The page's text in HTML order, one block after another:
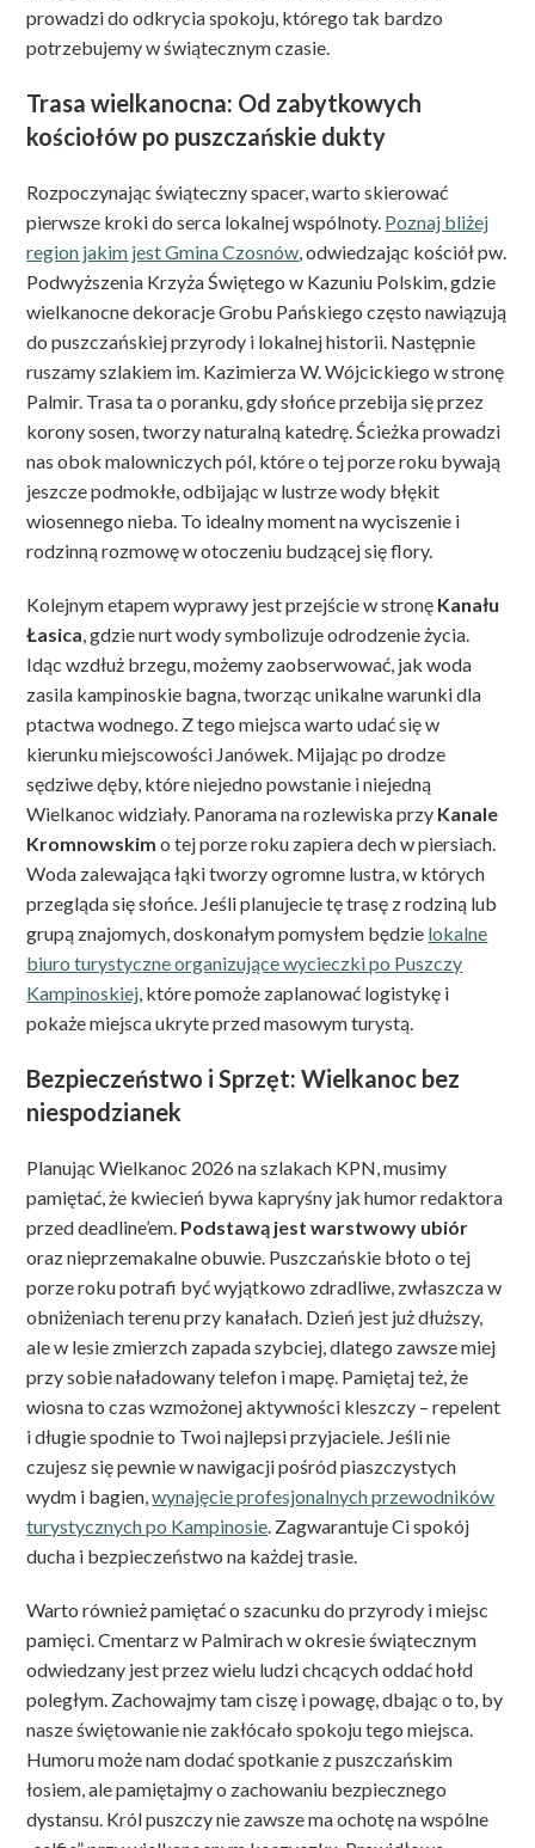
prowadzi do odkrycia spokoju, którego tak bardzo
potrzebujemy w świątecznym czasie.
Trasa wielkanocna: Od zabytkowych
kościołów po puszczańskie dukty
Rozpoczynając świąteczny spacer, warto skierować
pierwsze kroki do serca lokalnej wspólnoty. Poznaj bliżej
region jakim jest Gmina Czosnów, odwiedzając kościół pw.
Podwyższenia Krzyża Świętego w Kazuniu Polskim, gdzie
wielkanocne dekoracje Grobu Pańskiego często nawiązują
do puszczańskiej przyrody i lokalnej historii. Następnie
ruszamy szlakiem im. Kazimierza W. Wójcickiego w stronę
Palmir. Trasa ta o poranku, gdy słońce przebija się przez
korony sosen, tworzy naturalną katedrę. Ścieżka prowadzi
nas obok malowniczych pól, które o tej porze roku bywają
jeszcze podmokłe, odbijając w lustrze wody błękit
wiosennego nieba. To idealny moment na wyciszenie i
rodzinną rozmowę w otoczeniu budzącej się flory.
Kolejnym etapem wyprawy jest przejście w stronę Kanału
Łasica, gdzie nurt wody symbolizuje odrodzenie życia.
Idąc wzdłuż brzegu, możemy zaobserwować, jak woda
zasila kampinoskie bagna, tworząc unikalne warunki dla
ptactwa wodnego. Z tego miejsca warto udać się w
kierunku miejscowości Janówek. Mijając po drodze
sędziwe dęby, które niejedno powstanie i niejedną
Wielkanoc widziały. Panorama na rozlewiska przy Kanale
Kromnowskim o tej porze roku zapiera dech w piersiach.
Woda zalewająca łąki tworzy ogromne lustra, w których
przegląda się słońce. Jeśli planujecie tę trasę z rodziną lub
grupą znajomych, doskonałym pomysłem będzie lokalne
biuro turystyczne organizujące wycieczki po Puszczy
Kampinoskiej, które pomoże zaplanować logistykę i
pokaże miejsca ukryte przed masowym turystą.
Bezpieczeństwo i Sprzęt: Wielkanoc bez
niespodzianek
Planując Wielkanoc 2026 na szlakach KPN, musimy
pamiętać, że kwiecień bywa kapryśny jak humor redaktora
przed deadline’em. Podstawą jest warstwowy ubiór
oraz nieprzemakalne obuwie. Puszczańskie błoto o tej
porze roku potrafi być wyjątkowo zdradliwe, zwłaszcza w
obniżeniach terenu przy kanałach. Dzień jest już dłuższy,
ale w lesie zmierzch zapada szybciej, dlatego zawsze miej
przy sobie naładowany telefon i mapę. Pamiętaj też, że
wiosna to czas wzmożonej aktywności kleszczy – repelent
i długie spodnie to Twoi najlepsi przyjaciele. Jeśli nie
czujesz się pewnie w nawigacji pośród piaszczystych
wydm i bagien,wynajęcie profesjonalnych przewodników
turystycznych po Kampinosie. Zagwarantuje Ci spokój
ducha i bezpieczeństwo na każdej trasie.
Warto również pamiętać o szacunku do przyrody i miejsc
pamięci. Cmentarz w Palmirach w okresie świątecznym
odwiedzany jest przez wielu ludzi chcących oddać hołd
poległym. Zachowajmy tam ciszę i powagę, dbając o to, by
nasze świętowanie nie zakłócało spokoju tego miejsca.
Humoru może nam dodać spotkanie z puszczańskim
łosiem, ale pamiętajmy o zachowaniu bezpiecznego
dystansu. Król puszczy nie zawsze ma ochotę na wspólne